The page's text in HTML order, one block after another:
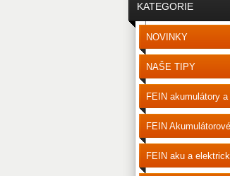
KATEGORIE
NOVINKY
NAŠE TIPY
FEIN akumulátory
FEIN Akumulátorové
šroubováky
FEIN aku a